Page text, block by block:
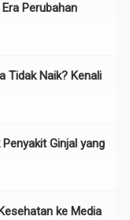
Perubahan
Tidak Naik? Kenali
Ginjal yang
ke Media